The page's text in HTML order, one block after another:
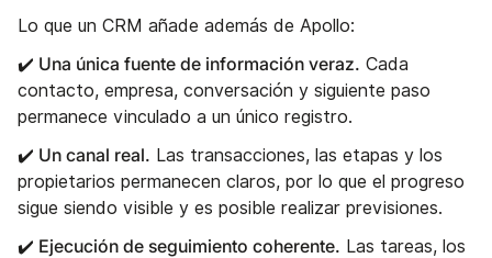
Lo que un CRM añade además de Apollo:
✔️ Una única fuente de información veraz. Cada
contacto, empresa, conversación y siguiente paso
permanece vinculado a un único registro.
✔️ Un canal real. Las transacciones, las etapas y los
propietarios permanecen claros, por lo que el progreso
sigue siendo visible y es posible realizar previsiones.
✔️ Ejecución de seguimiento coherente. Las tareas, los